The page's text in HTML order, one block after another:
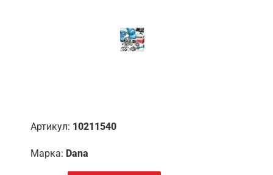
Артикул: 10211540
Марка: Dana